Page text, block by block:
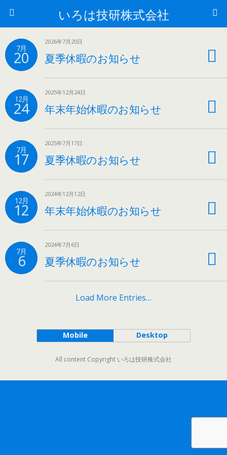
いろは技研株式会社
7月
20
2026年7月20日
夏季休暇のお知らせ
12月
24
2025年12月24日
年末年始休暇のお知らせ
7月
17
2025年7月17日
夏季休暇のお知らせ
12月
12
2024年12月12日
年末年始休暇のお知らせ
7月
6
2024年7月6日
夏季休暇のお知らせ
Load More Entries…
Mobile Desktop
All content Copyright いろは技研株式会社